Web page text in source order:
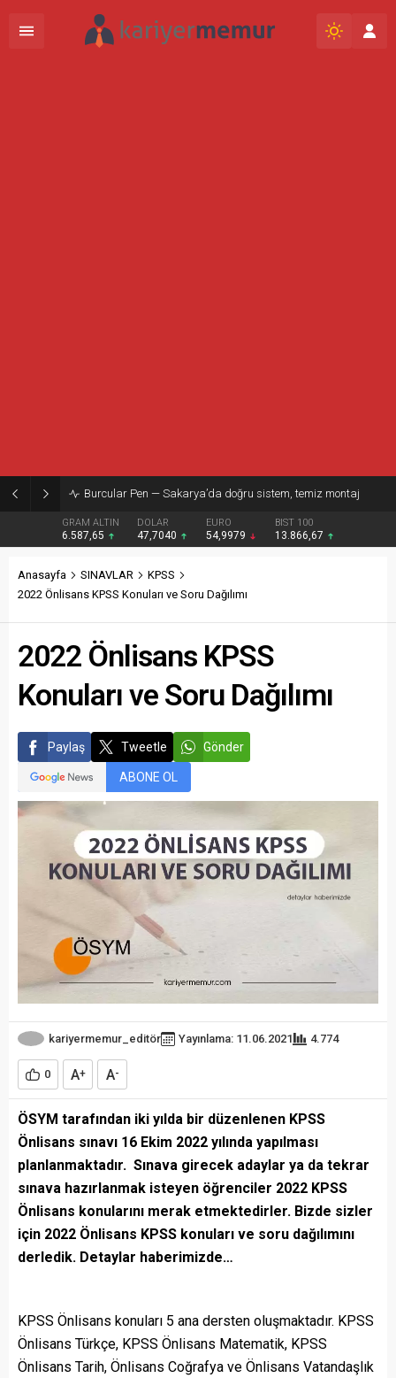
Burcular Pen — Sakarya’da doğru sistem, temiz montaj
GRAM ALTIN
6.587,65
DOLAR
47,7040
EURO
54,9979
BIST 100
13.866,67
Anasayfa SINAVLAR
KPSS
2022 Önlisans KPSS Konuları ve Soru Dağılımı
2022 Önlisans KPSS
Konuları ve Soru Dağılımı
Paylaş Tweetle Gönder
ABONE OL
kariyermemur_editör Yayınlama: 11.06.2021 4.774
0 A+ A-
ÖSYM tarafından iki yılda bir düzenlenen KPSS
Önlisans sınavı 16 Ekim 2022 yılında yapılması
planlanmaktadır. Sınava girecek adaylar ya da tekrar
sınava hazırlanmak isteyen öğrenciler 2022 KPSS
Önlisans konularını merak etmektedirler. Bizde sizler
için 2022 Önlisans KPSS konuları ve soru dağılımını
derledik. Detaylar haberimizde…
KPSS Önlisans konuları 5 ana dersten oluşmaktadır. KPSS
Önlisans Türkçe, KPSS Önlisans Matematik, KPSS
Önlisans Tarih, Önlisans Coğrafya ve Önlisans Vatandaşlık